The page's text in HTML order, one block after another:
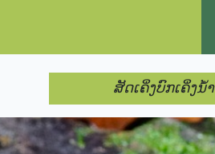
ສັດເຄິ່ງບົກເຄິ່ງນ້ຳ